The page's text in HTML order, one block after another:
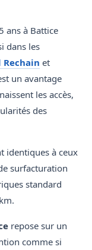
ans à Battice
dans les
Rechain et
un avantage
les accès,
des
identiques à ceux
surfacturation
standard
repose sur un
comme si